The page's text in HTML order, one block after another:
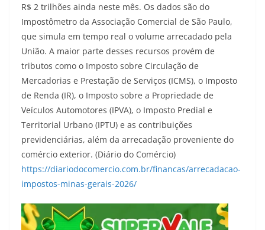
R$ 2 trilhões ainda neste mês. Os dados são do
Impostômetro da Associação Comercial de São Paulo,
que simula em tempo real o volume arrecadado pela
União. A maior parte desses recursos provém de
tributos como o Imposto sobre Circulação de
Mercadorias e Prestação de Serviços (ICMS), o Imposto
de Renda (IR), o Imposto sobre a Propriedade de
Veículos Automotores (IPVA), o Imposto Predial e
Territorial Urbano (IPTU) e as contribuições
previdenciárias, além da arrecadação proveniente do
comércio exterior. (Diário do Comércio)
https://diariodocomercio.com.br/financas/arrecadacao-
impostos-minas-gerais-2026/